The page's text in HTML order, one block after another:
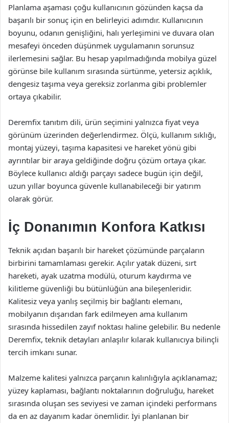
Planlama aşaması çoğu kullanıcının gözünden kaçsa da
başarılı bir sonuç için en belirleyici adımdır. Kullanıcının
boyunu, odanın genişliğini, halı yerleşimini ve duvara olan
mesafeyi önceden düşünmek uygulamanın sorunsuz
ilerlemesini sağlar. Bu hesap yapılmadığında mobilya güzel
görünse bile kullanım sırasında sürtünme, yetersiz açıklık,
dengesiz taşıma veya gereksiz zorlanma gibi problemler
ortaya çıkabilir.
Deremfix tanıtım dili, ürün seçimini yalnızca fiyat veya
görünüm üzerinden değerlendirmez. Ölçü, kullanım sıklığı,
montaj yüzeyi, taşıma kapasitesi ve hareket yönü gibi
ayrıntılar bir araya geldiğinde doğru çözüm ortaya çıkar.
Böylece kullanıcı aldığı parçayı sadece bugün için değil,
uzun yıllar boyunca güvenle kullanabileceği bir yatırım
olarak görür.
İç Donanımın Konfora Katkısı
Teknik açıdan başarılı bir hareket çözümünde parçaların
birbirini tamamlaması gerekir. Açılır yatak düzeni, sırt
hareketi, ayak uzatma modülü, oturum kaydırma ve
kilitleme güvenliği bu bütünlüğün ana bileşenleridir.
Kalitesiz veya yanlış seçilmiş bir bağlantı elemanı,
mobilyanın dışarıdan fark edilmeyen ama kullanım
sırasında hissedilen zayıf noktası haline gelebilir. Bu nedenle
Deremfix, teknik detayları anlaşılır kılarak kullanıcıya bilinçli
tercih imkanı sunar.
Malzeme kalitesi yalnızca parçanın kalınlığıyla açıklanamaz;
yüzey kaplaması, bağlantı noktalarının doğruluğu, hareket
sırasında oluşan ses seviyesi ve zaman içindeki performans
da en az dayanım kadar önemlidir. İyi planlanan bir